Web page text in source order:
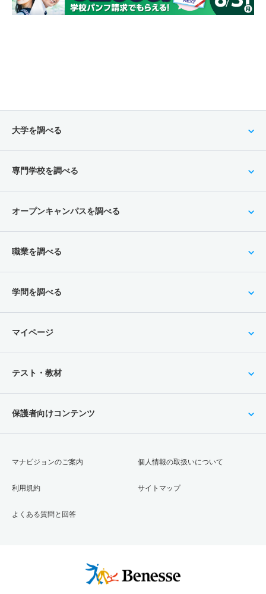
大学を調べる
専門学校を調べる
オープンキャンパスを調べる
職業を調べる
学問を調べる
マイページ
テスト・教材
保護者向けコンテンツ
マナビジョンのご案内
利用規約
よくある質問と回答
個人情報の取扱いについて
サイトマップ